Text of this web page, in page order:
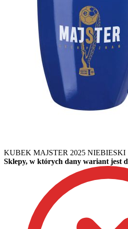
KUBEK MAJSTER 2025 NIEBIESKI
Sklepy, w których dany wariant jest